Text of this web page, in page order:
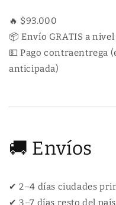
🔥 $93.000
📦 Envío GRATIS a
💵 Pago contraentrega
anticipada)
🚚 Envíos
✔ 2–4 días ciudades
✔ 3–7 días resto del país